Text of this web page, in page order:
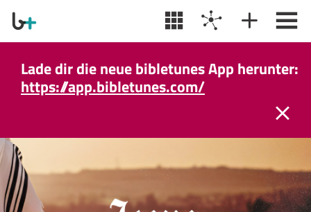
Lade dir die neue bibletunes App herunter:
https://app.bibletunes.com/